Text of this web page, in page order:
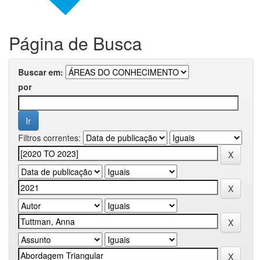
Página de Busca
Buscar em:
por
Filtros correntes: